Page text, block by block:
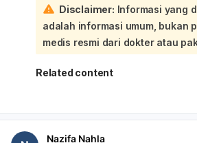
biasanya bisa diatur untuk
Sebaiknya saat kontrol, Ibu juga
apakah perlu surat rencana
lanjutan,
kapan harus kembali bila tanda-
BPJS/rujukan yang sudah ada,
Disclaimer: Informasi yang
adalah informasi umum, bukan
medis resmi dari dokter atau
Related content
Nazifa Nahla